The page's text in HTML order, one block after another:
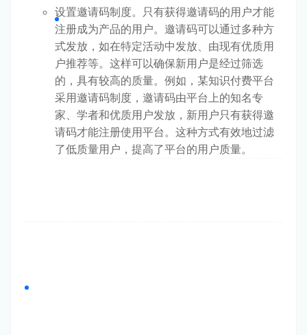
设置邀请码制度。只有获得邀请码的用户才能
注册成为产品的用户。邀请码可以通过多种方
式发放，如在特定活动中发放、由现有优质用
户推荐等。这样可以确保新用户是经过筛选
的，具有较高的质量。例如，某知识付费平台
采用邀请码制度，邀请码由平台上的知名专
家、学者和优质用户发放，新用户只有获得邀
请码才能注册使用平台。这种方式有效地过滤
了低质量用户，提高了平台的用户质量。